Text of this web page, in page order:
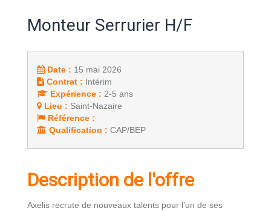
Monteur Serrurier H/F
Date : 15 mai 2026
Contrat : Intérim
Expérience : 2-5 ans
Lieu : Saint-Nazaire
Référence :
Qualification : CAP/BEP
Description de l'offre
Axelis recrute de nouveaux talents pour l’un de ses